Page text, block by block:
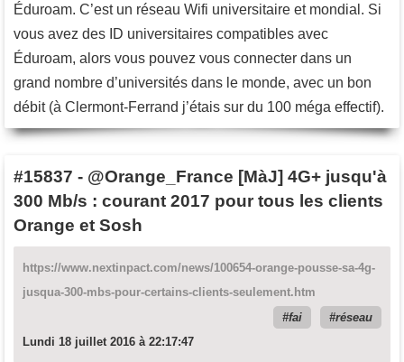
Éduroam. C’est un réseau Wifi universitaire et mondial. Si
vous avez des ID universitaires compatibles avec
Éduroam, alors vous pouvez vous connecter dans un
grand nombre d’universités dans le monde, avec un bon
débit (à Clermont-Ferrand j’étais sur du 100 méga effectif).
#15837 - @Orange_France [MàJ] 4G+ jusqu'à
300 Mb/s : courant 2017 pour tous les clients
Orange et Sosh
https://www.nextinpact.com/news/100654-orange-pousse-sa-4g-
jusqua-300-mbs-pour-certains-clients-seulement.htm
fai
réseau
Lundi 18 juillet 2016 à 22:17:47